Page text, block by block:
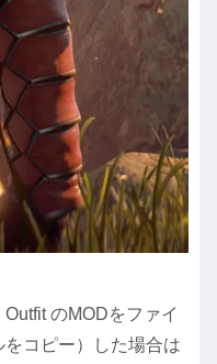
のMODをファイ
コピー）した場合は